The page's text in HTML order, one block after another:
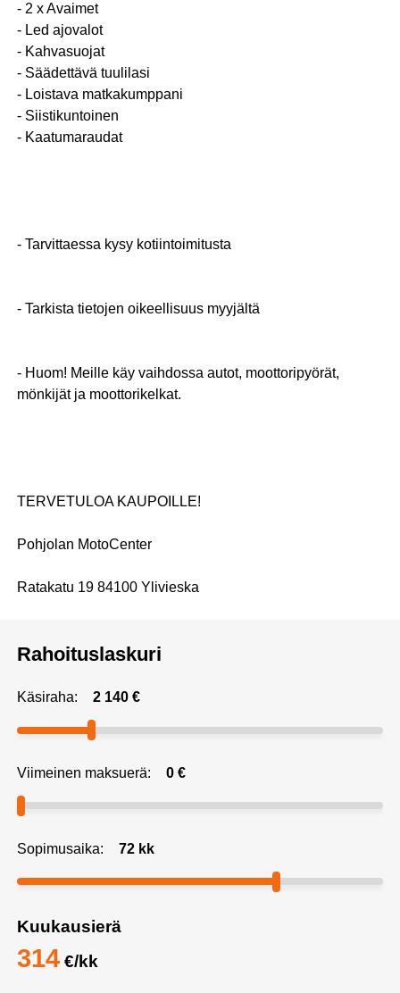
- 2 x Avaimet
- Led ajovalot
- Kahvasuojat
- Säädettävä tuulilasi
- Loistava matkakumppani
- Siistikuntoinen
- Kaatumaraudat
- Tarvittaessa kysy kotiintoimitusta
- Tarkista tietojen oikeellisuus myyjältä
- Huom! Meille käy vaihdossa autot, moottoripyörät,
mönkijät ja moottorikelkat.
TERVETULOA KAUPOILLE!
Pohjolan MotoCenter
Ratakatu 19 84100 Ylivieska
Rahoituslaskuri
Käsiraha: 2 140€
Viimeinen maksuerä: 0€
Sopimusaika: 72kk
Kuukausierä
314 €/kk